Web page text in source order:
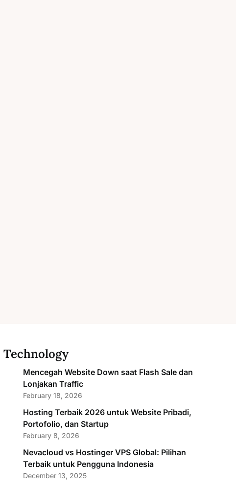
Technology
Mencegah Website Down saat Flash Sale dan
Lonjakan Traffic
February 18, 2026
Hosting Terbaik 2026 untuk Website Pribadi,
Portofolio, dan Startup
February 8, 2026
Nevacloud vs Hostinger VPS Global: Pilihan
Terbaik untuk Pengguna Indonesia
December 13, 2025